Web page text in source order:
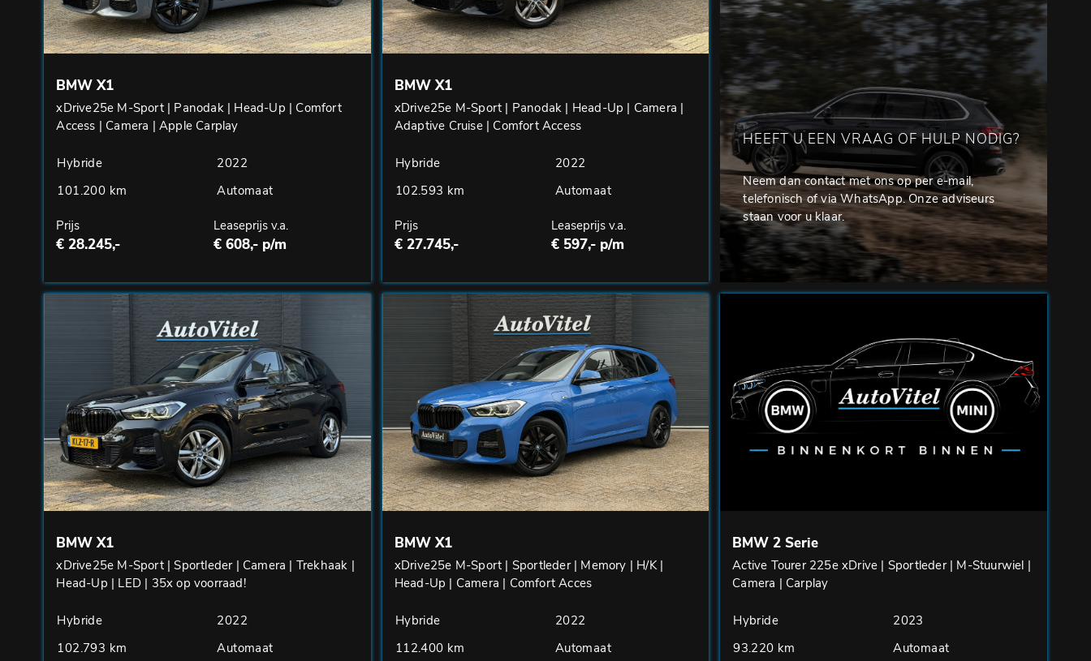
BMW X1
xDrive25e M-Sport | Panodak | Head-Up | Comfort
Access | Camera | Apple Carplay
Hybride
2022
101.200 km
Automaat
Prijs
€ 28.245,-
Leaseprijs v.a.
€ 608,- p/m
BMW X1
xDrive25e M-Sport | Panodak | Head-Up | Camera |
Adaptive Cruise | Comfort Access
Hybride
2022
102.593 km
Automaat
Prijs
€ 27.745,-
Leaseprijs v.a.
€ 597,- p/m
HEEFT U EEN VRAAG OF HULP NODIG?
Neem dan contact met ons op per e-mail,
telefonisch of via WhatsApp. Onze adviseurs
staan voor u klaar.
BMW X1
xDrive25e M-Sport | Sportleder | Camera | Trekhaak |
Head-Up | LED | 35x op voorraad!
Hybride
2022
102.793 km
Automaat
BMW X1
xDrive25e M-Sport | Sportleder | Memory | H/K |
Head-Up | Camera | Comfort Acces
Hybride
2022
112.400 km
Automaat
BMW 2 Serie
Active Tourer 225e xDrive | Sportleder | M-Stuurwiel |
Camera | Carplay
Hybride
2023
93.220 km
Automaat